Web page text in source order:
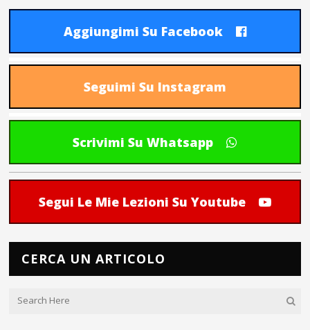
Aggiungimi Su Facebook
Seguimi Su Instagram
Scrivimi Su Whatsapp
Segui Le Mie Lezioni Su Youtube
CERCA UN ARTICOLO